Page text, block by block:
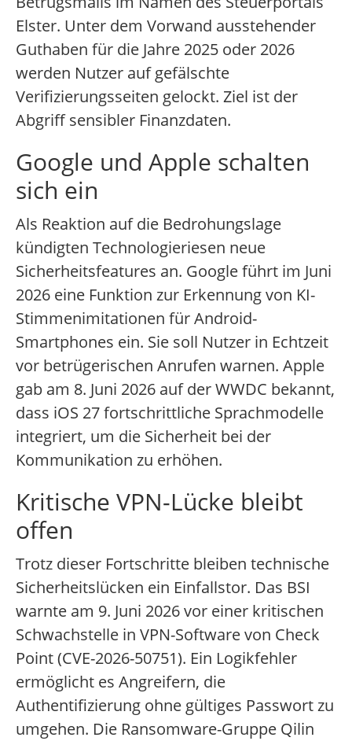
Elster. Unter dem Vorwand ausstehender
Guthaben für die Jahre 2025 oder 2026
werden Nutzer auf gefälschte
Verifizierungsseiten gelockt. Ziel ist der
Abgriff sensibler Finanzdaten.
Google und Apple schalten
sich ein
Als Reaktion auf die Bedrohungslage
kündigten Technologieriesen neue
Sicherheitsfeatures an. Google führt im Juni
2026 eine Funktion zur Erkennung von KI-
Stimmenimitationen für Android-
Smartphones ein. Sie soll Nutzer in Echtzeit
vor betrügerischen Anrufen warnen. Apple
gab am 8. Juni 2026 auf der WWDC bekannt,
dass iOS 27 fortschrittliche Sprachmodelle
integriert, um die Sicherheit bei der
Kommunikation zu erhöhen.
Kritische VPN-Lücke bleibt
offen
Trotz dieser Fortschritte bleiben technische
Sicherheitslücken ein Einfallstor. Das BSI
warnte am 9. Juni 2026 vor einer kritischen
Schwachstelle in VPN-Software von Check
Point (CVE-2026-50751). Ein Logikfehler
ermöglicht es Angreifern, die
Authentifizierung ohne gültiges Passwort zu
umgehen. Die Ransomware-Gruppe Qilin